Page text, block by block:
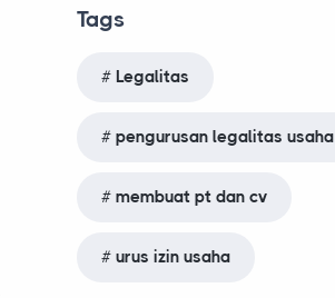
Tags
Legalitas
pengurusan legalitas usaha
membuat pt dan cv
urus izin usaha